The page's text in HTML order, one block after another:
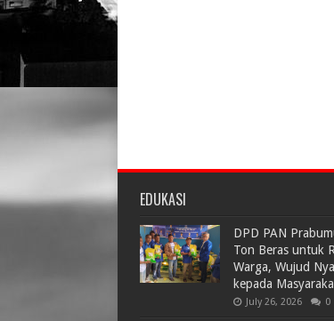
EDUKASI
DPD PAN
Ton Beras untuk
Warga, Wujud
kepada
July 26, 2026 0